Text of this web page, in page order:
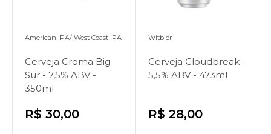
American IPA/ West Coast IPA
Cerveja Croma Big
Sur - 7,5% ABV -
350ml
R$ 30,00
Witbier
Cerveja Cloudbreak -
5,5% ABV - 473ml
R$ 28,00